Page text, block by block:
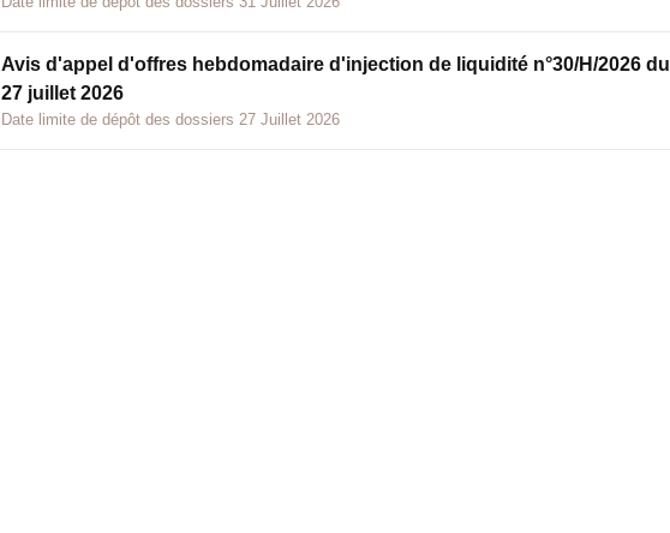
Avis d'appel d'offres hebdomadaire d'injection de liquidité n°30/H/2026 du
27 juillet 2026
Date limite de dépôt des dossiers 27 Juillet 2026